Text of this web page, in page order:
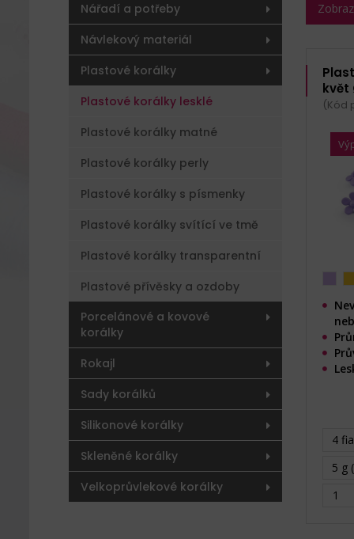
Nářadí a potřeby
Návlekový materiál
Plastové korálky
Plastové korálky lesklé
Plastové korálky matné
Plastové korálky perly
Plastové korálky s písmenky
Plastové korálky svítící ve tmě
Plastové korálky transparentní
Plastové přívěsky a ozdoby
Porcelánové a kovové
korálky
Rokajl
Sady korálků
Silikonové korálky
Skleněné korálky
Velkoprůvlekové korálky
květ
(Kód
4
5 g